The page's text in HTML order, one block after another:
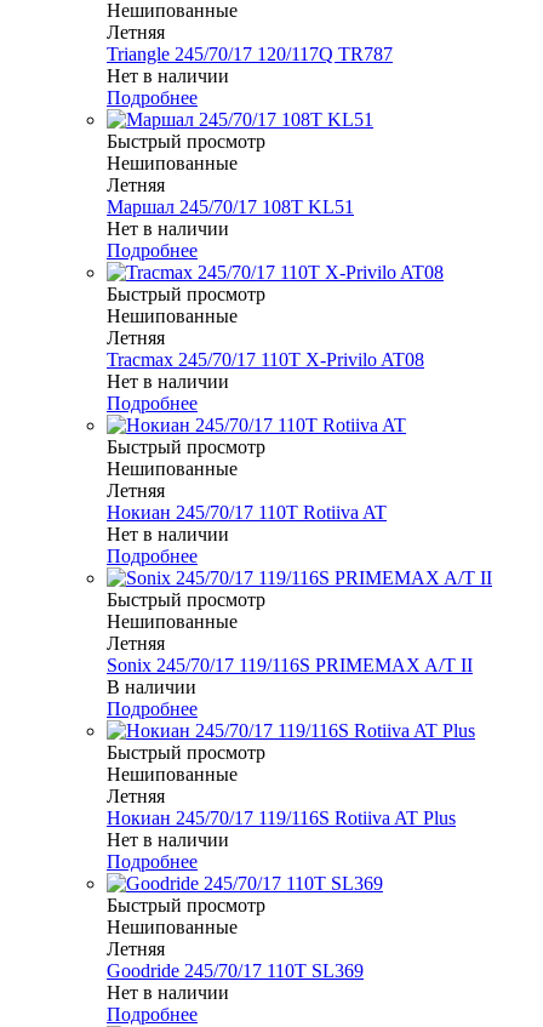
Нешипованные
Летняя
Triangle 245/70/17 120/117Q TR787
Нет в наличии
Подробнее
Быстрый просмотр
Нешипованные
Летняя
Маршал 245/70/17 108T KL51
Нет в наличии
Подробнее
Быстрый просмотр
Нешипованные
Летняя
Tracmax 245/70/17 110T X-Privilo AT08
Нет в наличии
Подробнее
Быстрый просмотр
Нешипованные
Летняя
Нокиан 245/70/17 110T Rotiiva AT
Нет в наличии
Подробнее
Быстрый просмотр
Нешипованные
Летняя
Sonix 245/70/17 119/116S PRIMEMAX A/T II
В наличии
Подробнее
Быстрый просмотр
Нешипованные
Летняя
Нокиан 245/70/17 119/116S Rotiiva AT Plus
Нет в наличии
Подробнее
Быстрый просмотр
Нешипованные
Летняя
Goodride 245/70/17 110T SL369
Нет в наличии
Подробнее